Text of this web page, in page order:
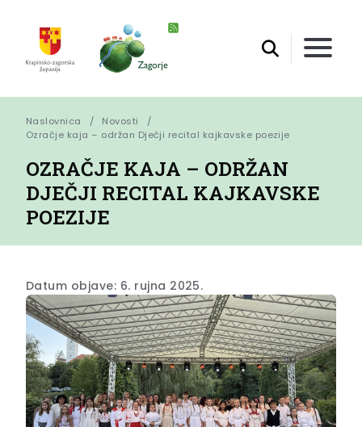
Naslovnica
Novosti
Ozračje kaja – održan Dječji recital kajkavske poezije
OZRAČJE KAJA – ODRŽAN
DJEČJI RECITAL KAJKAVSKE
POEZIJE
Datum objave: 6. rujna 2025.